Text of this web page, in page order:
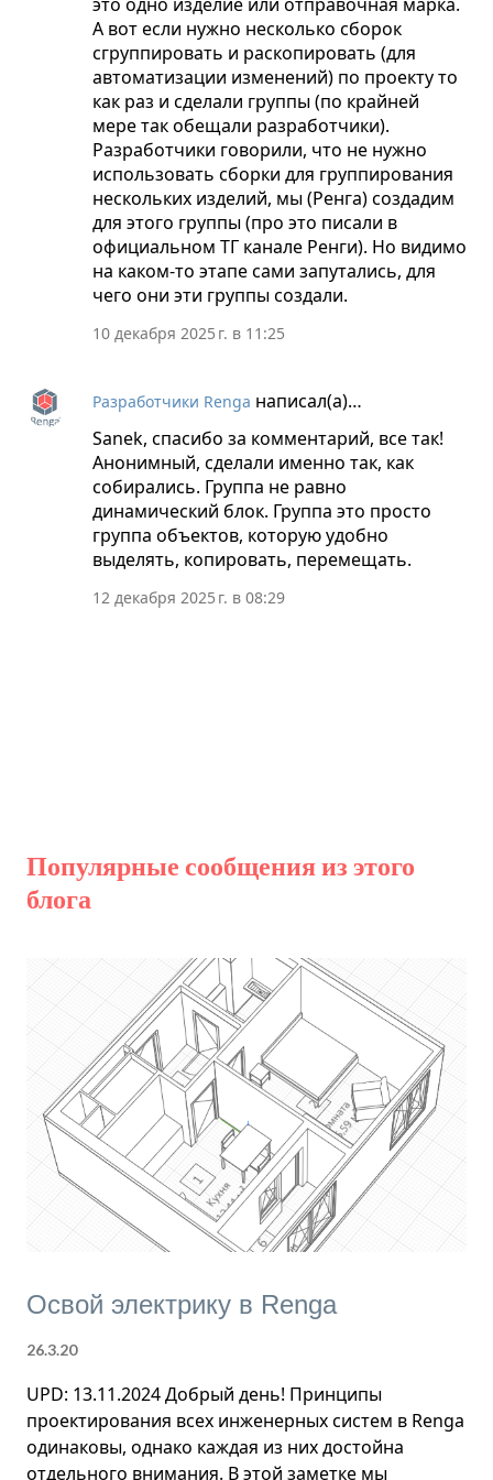
А вот если нужно несколько сборок
сгруппировать и раскопировать (для
автоматизации изменений) по проекту то
как раз и сделали группы (по крайней
мере так обещали разработчики).
Разработчики говорили, что не нужно
использовать сборки для группирования
нескольких изделий, мы (Ренга) создадим
для этого группы (про это писали в
официальном ТГ канале Ренги). Но видимо
на каком-то этапе сами запутались, для
чего они эти группы создали.
10 декабря 2025 г. в 11:25
Разработчики Renga написал(а)…
Sanek, спасибо за комментарий, все так!
Анонимный, сделали именно так, как
собирались. Группа не равно
динамический блок. Группа это просто
группа объектов, которую удобно
выделять, копировать, перемещать.
12 декабря 2025 г. в 08:29
а
в
и
Популярные сообщения из этого
блога
Освой электрику в Renga
26.3.20
UPD: 13.11.2024 Добрый день! Принципы
проектирования всех инженерных систем в Renga
одинаковы, однако каждая из них достойна
отдельного внимания. В этой заметке мы